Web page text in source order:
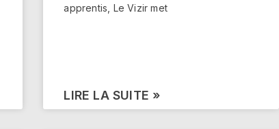
apprentis, Le Vizir met
LIRE LA SUITE »